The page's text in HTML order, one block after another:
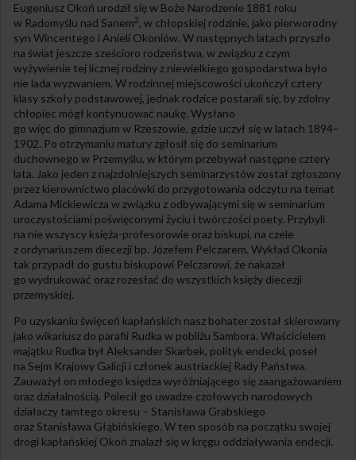
Eugeniusz Okoń urodził się w Boże Narodzenie 1881 roku
w Radomyślu nad Sanem2, w chłopskiej rodzinie, jako pierworodny
syn Wincentego i Anieli Okoniów. W następnych latach przyszło
na świat jeszcze sześcioro rodzeństwa, w związku z czym
wyżywienie tej licznej rodziny z niewielkiego gospodarstwa było
nie lada wyzwaniem. W rodzinnej miejscowości ukończył cztery
klasy szkoły podstawowej, jednak rodzice postarali się, by zdolny
chłopiec mógł kontynuować naukę. Wysłano
go więc do gimnazjum w Rzeszowie, gdzie uczył się w latach 1894–
1902. Po otrzymaniu matury zgłosił się do seminarium
duchownego w Przemyślu, w którym przebywał następne cztery
lata. Jako jeden z najzdolniejszych seminarzystów został zgłoszony
przez kierownictwo placówki do przygotowania odczytu na temat
Adama Mickiewicza w związku z odbywającymi się w seminarium
uroczystościami poświęconymi życiu i twórczości poety. Przybyli
na nie wszyscy księża-profesorowie oraz biskupi, na czele
z ordynariuszem diecezji bp. Józefem Pelczarem. Wykład Okonia
tak przypadł do gustu biskupowi Pelczarowi, że nakazał
go wydrukować oraz rozesłać do wszystkich księży diecezji
przemyskiej.
Po uzyskaniu święceń kapłańskich nasz bohater został skierowany
jako wikariusz do parafii Rudka w pobliżu Sambora. Właścicielem
majątku Rudka był Aleksander Skarbek, polityk endecki, poseł
na Sejm Krajowy Galicji i członek austriackiej Rady Państwa.
Zauważył on młodego księdza wyróżniającego się zaangażowaniem
oraz działalnością. Polecił go uwadze czołowych narodowych
działaczy tamtego okresu – Stanisława Grabskiego
oraz Stanisława Głąbińskiego. W ten sposób na początku swojej
drogi kapłańskiej Okoń znalazł się w kręgu oddziaływania endecji.